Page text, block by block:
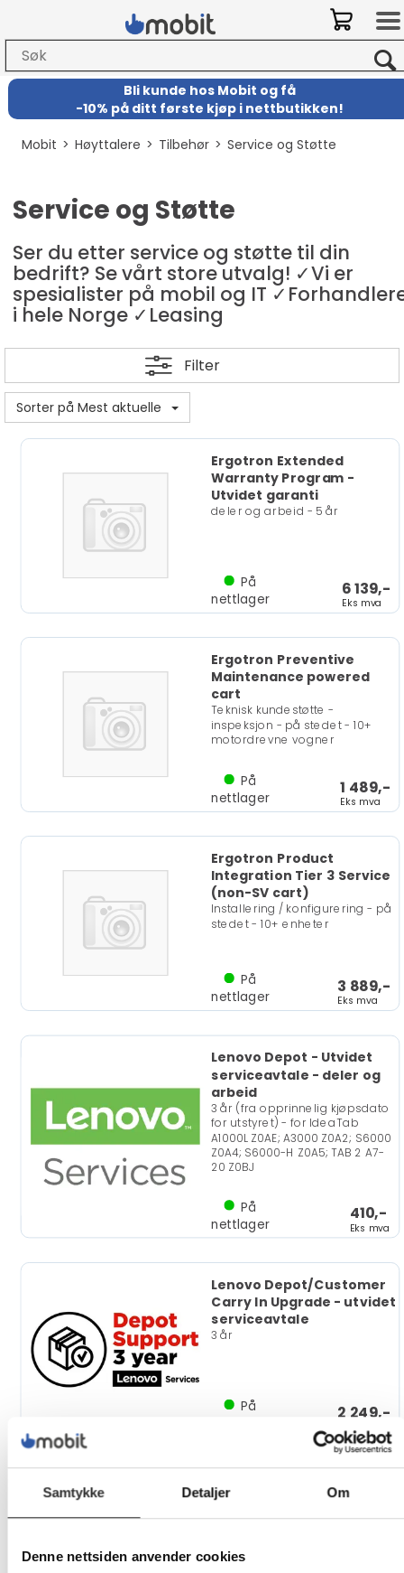
Samtykke Detaljer Om
Denne nettsiden anvender cookies
Bli kunde hos Mobit og få
-10% på ditt første kjøp i nettbutikken!
Mobit>Høyttalere>Tilbehør>Service og Støtte
Service og Støtte
Ser du etter service og støtte til din
bedrift? Se vårt store utvalg! ✓Vi er
spesialister på mobil og IT
i hele Norge ✓Leasing
Filter
Sorter på Mest aktuelle
Ergotron Extended
Warranty Program -
Utvidet garanti
deler og arbeid - 5 år
6 139,-
Eks mva
På
nettlager
Ergotron Preventive
Maintenance powered
cart
Teknisk kundestøtte -
inspeksjon - på stedet - 10+
motordrevne vogner
1 489,-
Eks mva
På
nettlager
Ergotron Product
Integration Tier 3 Service
(non-SV cart)
Installering / konfigurering - på
stedet - 10+ enheter
3 889,-
Eks mva
På
nettlager
Lenovo Depot - Utvidet
serviceavtale - deler og
arbeid
3 år (fra opprinnelig kjøpsdato
for utstyret) - for IdeaTab
A1000L Z0AE; A3000 Z0A2; S6000
Z0A4; S6000-H Z0A5; TAB 2 A7-
20 Z0BJ
410,-
Eks mva
På
nettlager
Lenovo Depot/Customer
Carry In Upgrade - utvidet
serviceavtale
3 år
2 249,-
Eks mva
På
Lenovo Onsite + Premier
Support - Utvidet
serviceavtale
stedet - responstid: NBD